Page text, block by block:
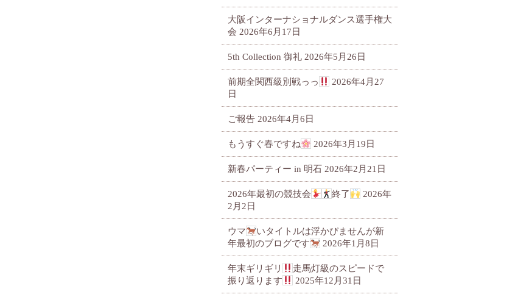
大阪インターナショナルダンス選手権大
会 2026年6月17日
5th Collection 御礼 2026年5月26日
前期全関西級別戦っっ
2026年4月27
日
ご報告 2026年4月6日
もうすぐ春ですね 2026年3月19日
新春パーティー in 明石 2026年2月21日
2026年最初の競技会 終了
2026年
2月2日
ウマ
いタイトルは浮かびませんが新
年最初のブログです
2026年1月8日
年末ギリギリ
走馬灯級のスピードで
振り返ります
2025年12月31日